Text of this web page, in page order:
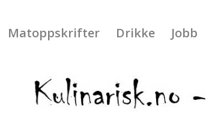
Matoppskrifter Drikke Jobb